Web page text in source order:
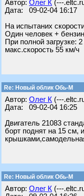
Автор: Олег К (---
Дата: 09-02-04 16:17
На испытаних
Один человек +
При полной загрузке:
макс.скорость 55 км/ч
Re: Новый облик Обь-М
Автор: Олег К (---
Дата: 09-02-04 16:25
Двигатель 21083
борт поднят на 15 см,
Re: Новый облик Обь-М
Автор: Олег К (---